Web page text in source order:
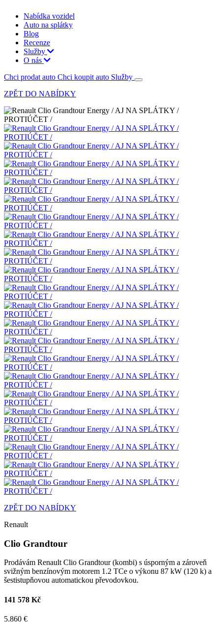
Nabídka vozidel
Auto na splátky
Blog
Recenze
Služby
O nás
Chci prodat auto Chci koupit auto Služby
ZPĚT DO NABÍDKY
ZPĚT DO NABÍDKY
Renault
Clio Grandtour
Prodávám Renault Clio Grandtour (kombi) s úsporným a zároveň
svižným benzínovým motorem 1.2 TCe o výkonu 87 kW (120 k) a
šestistupňovou automatickou převodovkou.
141 578 Kč
5.860 €